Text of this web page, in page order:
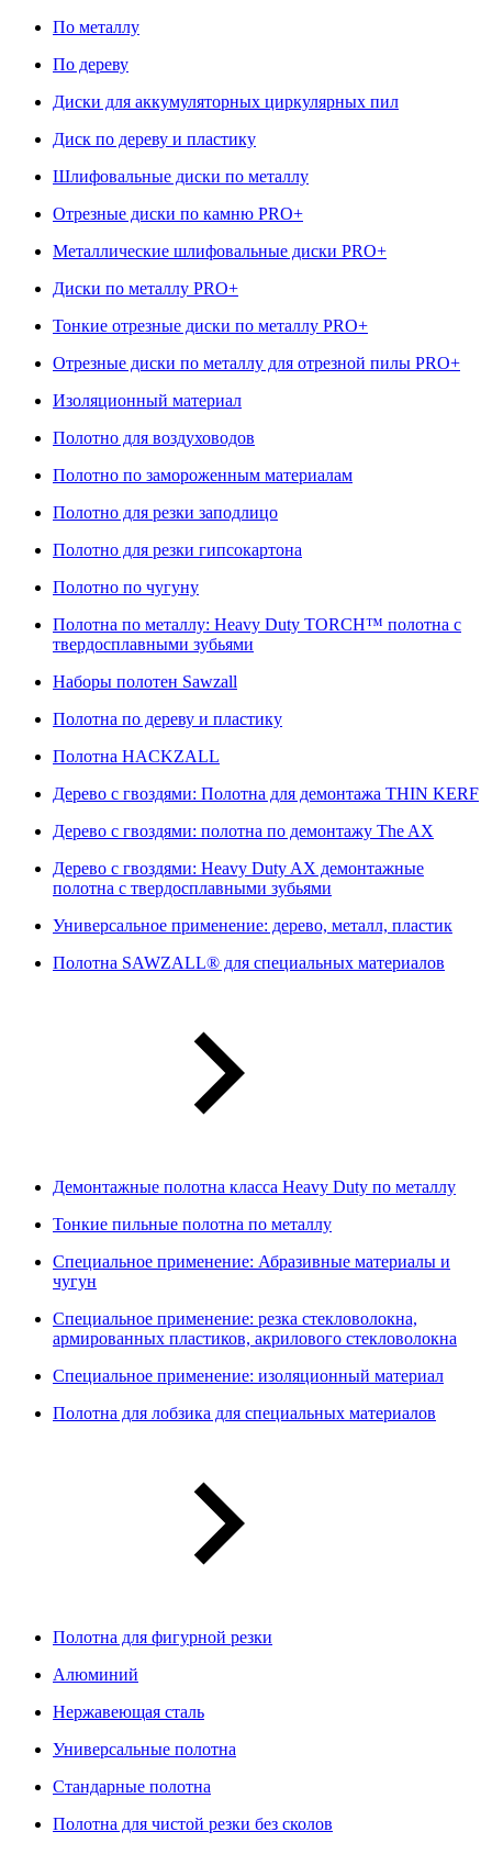
По металлу
По дереву
Диски для аккумуляторных циркулярных пил
Диск по дереву и пластику
Шлифовальные диски по металлу
Отрезные диски по камню PRO+
Металлические шлифовальные диски PRO+
Диски по металлу PRO+
Тонкие отрезные диски по металлу PRO+
Отрезные диски по металлу для отрезной пилы PRO+
Изоляционный материал
Полотно для воздуховодов
Полотно по замороженным материалам
Полотно для резки заподлицо
Полотно для резки гипсокартона
Полотно по чугуну
Полотна по металлу: Heavy Duty TORCH™ полотна с
твердосплавными зубьями
Наборы полотен Sawzall
Полотна по дереву и пластику
Полотна HACKZALL
Дерево с гвоздями: Полотна для демонтажа THIN KERF
Дерево с гвоздями: полотна по демонтажу The AX
Дерево с гвоздями: Heavy Duty AX демонтажные
полотна с твердосплавными зубьями
Универсальное применение: дерево, металл, пластик
Полотна SAWZALL® для специальных материалов
Демонтажные полотна класса Heavy Duty по металлу
Тонкие пильные полотна по металлу
Специальное применение: Абразивные материалы и
чугун
Специальное применение: резка стекловолокна,
армированных пластиков, акрилового стекловолокна
Специальное применение: изоляционный материал
Полотна для лобзика для специальных материалов
Полотна для фигурной резки
Алюминий
Нержавеющая сталь
Универсальные полотна
Стандарные полотна
Полотна для чистой резки без сколов